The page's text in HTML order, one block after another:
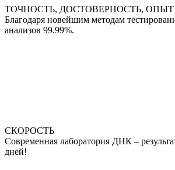
ТОЧНОСТЬ, ДОСТОВЕРНОСТЬ, ОПЫТ
Благодаря новейшим методам
анализов 99.99%.
СКОРОСТЬ
Современная лаборатория ДНК –
дней!